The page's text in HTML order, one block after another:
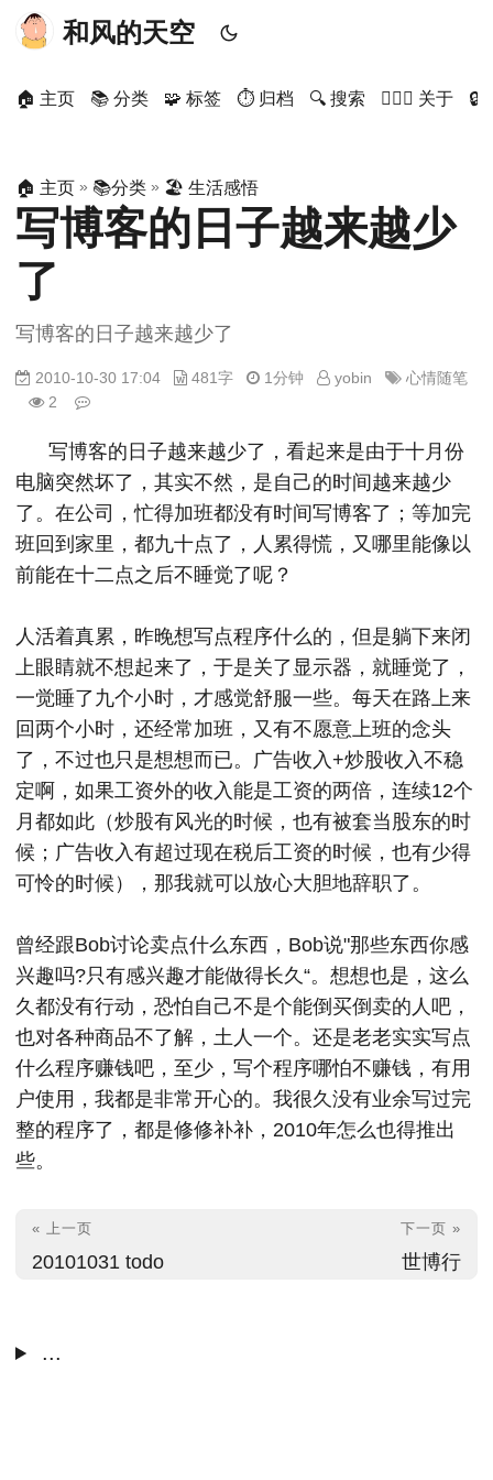
和风的天空
🏠 主页 📚 分类 🧩 标签 ⏱ 归档 🔍 搜索 🙋🏻‍♂️ 关于 🔒
🏠 主页 » 📚分类 » 🏖 生活感悟
写博客的日子越来越少
了
写博客的日子越来越少了
2010-10-30 17:04 481字 1分钟 yobin
心情随笔
2
写博客的日子越来越少了，看起来是由于十月份
电脑突然坏了，其实不然，是自己的时间越来越少
了。在公司，忙得加班都没有时间写博客了；等加完
班回到家里，都九十点了，人累得慌，又哪里能像以
前能在十二点之后不睡觉了呢？
人活着真累，昨晚想写点程序什么的，但是躺下来闭
上眼睛就不想起来了，于是关了显示器，就睡觉了，
一觉睡了九个小时，才感觉舒服一些。每天在路上来
回两个小时，还经常加班，又有不愿意上班的念头
了，不过也只是想想而已。广告收入+炒股收入不稳
定啊，如果工资外的收入能是工资的两倍，连续12个
月都如此（炒股有风光的时候，也有被套当股东的时
候；广告收入有超过现在税后工资的时候，也有少得
可怜的时候），那我就可以放心大胆地辞职了。
曾经跟Bob讨论卖点什么东西，Bob说"那些东西你感
兴趣吗?只有感兴趣才能做得长久“。想想也是，这么
久都没有行动，恐怕自己不是个能倒买倒卖的人吧，
也对各种商品不了解，土人一个。还是老老实实写点
什么程序赚钱吧，至少，写个程序哪怕不赚钱，有用
户使用，我都是非常开心的。我很久没有业余写过完
整的程序了，都是修修补补，2010年怎么也得推出
些。
« 上一页
20101031 todo
下一页 »
世博行
...